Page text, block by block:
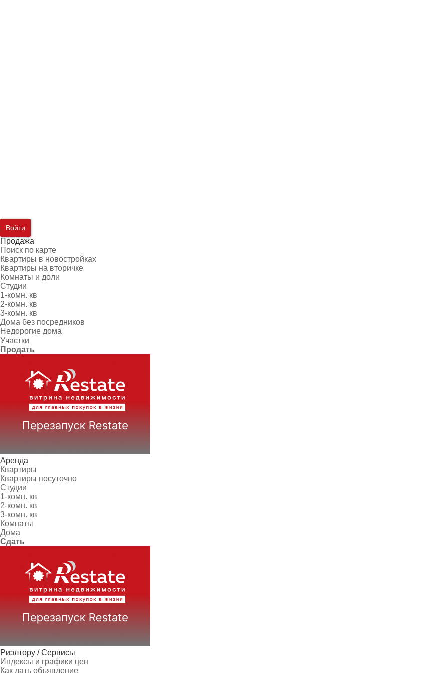
Войти
Продажа
Поиск по карте
Квартиры в новостройках
Квартиры на вторичке
Комнаты и доли
Студии
1-комн. кв
2-комн. кв
3-комн. кв
Дома без посредников
Недорогие дома
Участки
Продать
Аренда
Квартиры
Квартиры посуточно
Студии
1-комн. кв
2-комн. кв
3-комн. кв
Комнаты
Дома
Сдать
Риэлтору / Сервисы
Индексы и графики цен
Как дать объявление